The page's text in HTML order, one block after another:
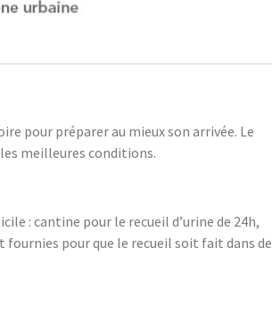
pour préparer au mieux son arrivée. Le
meilleures conditions.
: cantine pour le recueil d’urine de 24h,
pour que le recueil soit fait dans de